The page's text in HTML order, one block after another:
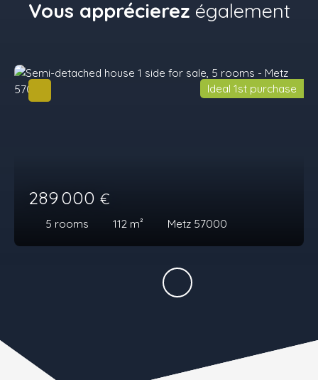
Vous apprécierez également
289 000 €
5 rooms 112 m² Metz 57000
Ideal 1st purchase